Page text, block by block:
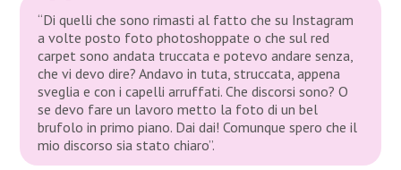
“Di quelli che sono rimasti al fatto che su Instagram
a volte posto foto photoshoppate o che sul red
carpet sono andata truccata e potevo andare senza,
che vi devo dire? Andavo in tuta, struccata, appena
sveglia e con i capelli arruffati. Che discorsi sono? O
se devo fare un lavoro metto la foto di un bel
brufolo in primo piano. Dai dai! Comunque spero che il
mio discorso sia stato chiaro”.